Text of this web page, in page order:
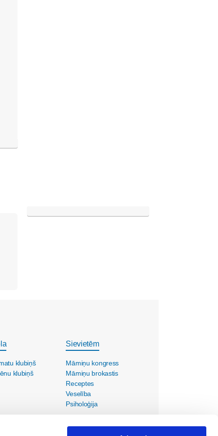
klubiņš
klubiņš
Sievietēm
Māmiņu kongress
Māmiņu brokastis
Receptes
Veselība
Psiholoģija